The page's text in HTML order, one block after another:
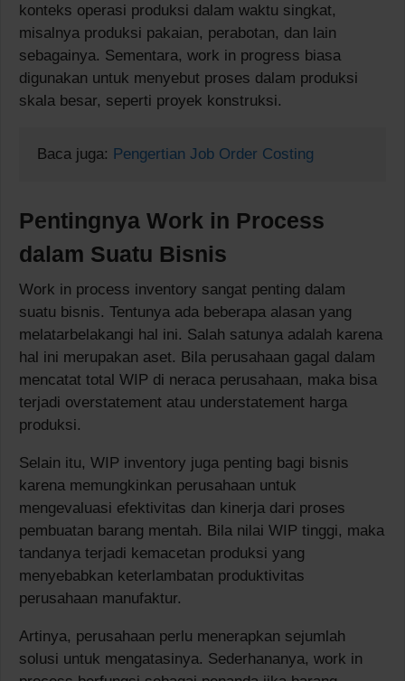
konteks operasi produksi dalam waktu singkat,
misalnya produksi pakaian, perabotan, dan lain
sebagainya. Sementara, work in progress biasa
digunakan untuk menyebut proses dalam produksi
skala besar, seperti proyek konstruksi.
Baca juga: Pengertian Job Order Costing
Pentingnya Work in Process
dalam Suatu Bisnis
Work in process inventory sangat penting dalam
suatu bisnis. Tentunya ada beberapa alasan yang
melatarbelakangi hal ini. Salah satunya adalah karena
hal ini merupakan aset. Bila perusahaan gagal dalam
mencatat total WIP di neraca perusahaan, maka bisa
terjadi overstatement atau understatement harga
produksi.
Selain itu, WIP inventory juga penting bagi bisnis
karena memungkinkan perusahaan untuk
mengevaluasi efektivitas dan kinerja dari proses
pembuatan barang mentah. Bila nilai WIP tinggi, maka
tandanya terjadi kemacetan produksi yang
menyebabkan keterlambatan produktivitas
perusahaan manufaktur.
Artinya, perusahaan perlu menerapkan sejumlah
solusi untuk mengatasinya. Sederhananya, work in